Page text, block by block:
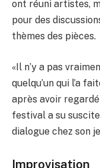
ont réuni artistes,
pour des
thèmes des pièces.
«Il n’y a pas
quelqu’un qui l’a
après avoir
festival a su
dialogue chez son
Improvisation